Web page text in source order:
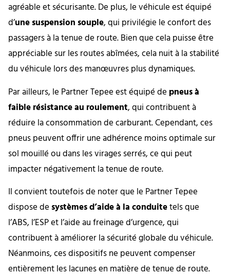
agréable et sécurisante. De plus, le véhicule est équipé
d’une suspension souple, qui privilégie le confort des
passagers à la tenue de route. Bien que cela puisse être
appréciable sur les routes abîmées, cela nuit à la stabilité
du véhicule lors des manœuvres plus dynamiques.
Par ailleurs, le Partner Tepee est équipé de pneus à
faible résistance au roulement, qui contribuent à
réduire la consommation de carburant. Cependant, ces
pneus peuvent offrir une adhérence moins optimale sur
sol mouillé ou dans les virages serrés, ce qui peut
impacter négativement la tenue de route.
Il convient toutefois de noter que le Partner Tepee
dispose de systèmes d’aide à la conduitetels que
l’ABS, l’ESP et l’aide au freinage d’urgence, qui
contribuent à améliorer la sécurité globale du véhicule.
Néanmoins, ces dispositifs ne peuvent compenser
entièrement les lacunes en matière de tenue de route.